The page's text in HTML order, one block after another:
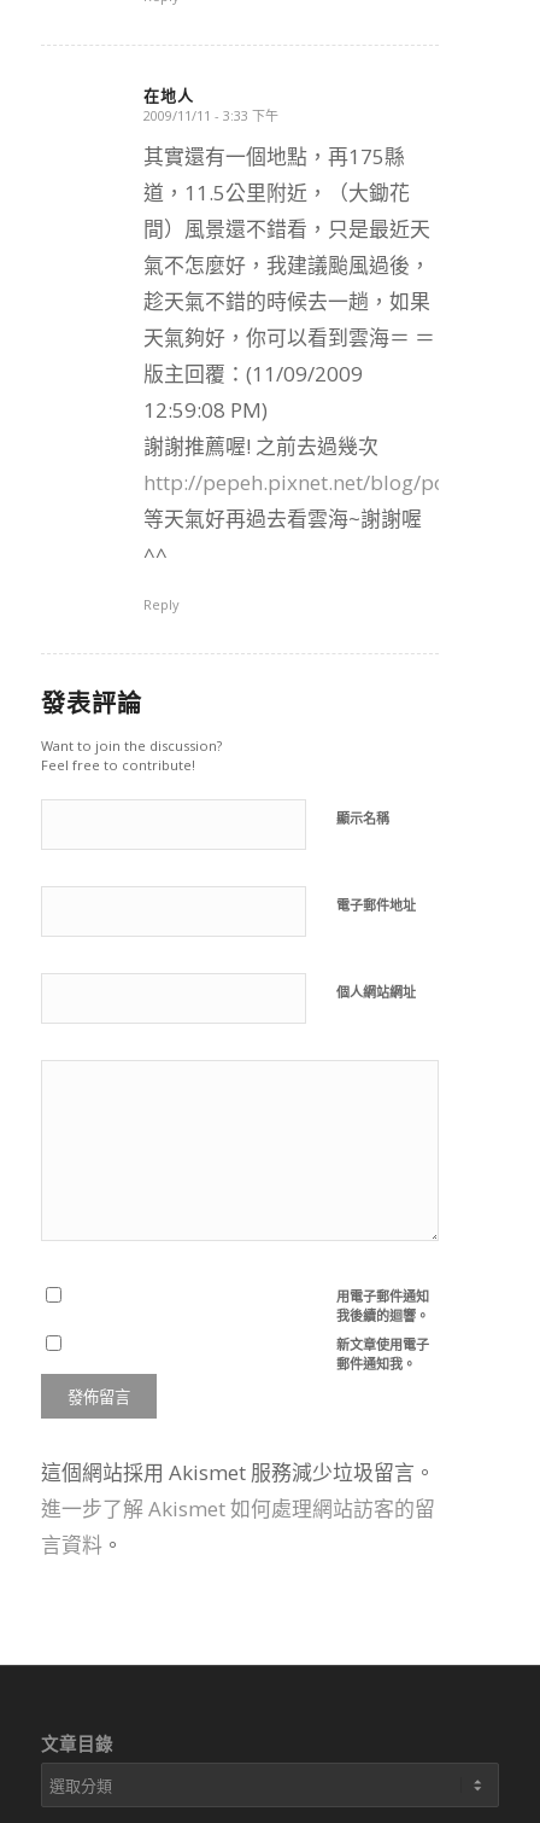
在地人
says:
2009/11/11 - 3:33 下午
其實還有一個地點，再175縣
道，11.5公里附近，（大鋤花
間）風景還不錯看，只是最近天
氣不怎麼好，我建議颱風過後，
趁天氣不錯的時候去一趟，如果
天氣夠好，你可以看到雲海＝ ＝
版主回覆：(11/09/2009
12:59:08 PM)
謝謝推薦喔! 之前去過幾次
http://pepeh.pixnet.net/blog/post/
等天氣好再過去看雲海~謝謝喔
^^
Reply
發表評論
Want to join the discussion?
Feel free to contribute!
顯示名稱
電子郵件地址
個人網站網址
用電子郵件通知
我後續的迴響。
新文章使用電子
郵件通知我。
這個網站採用 Akismet 服務減少垃圾留言。
進一步了解 Akismet 如何處理網站訪客的留
言資料。
文章目錄
文
章